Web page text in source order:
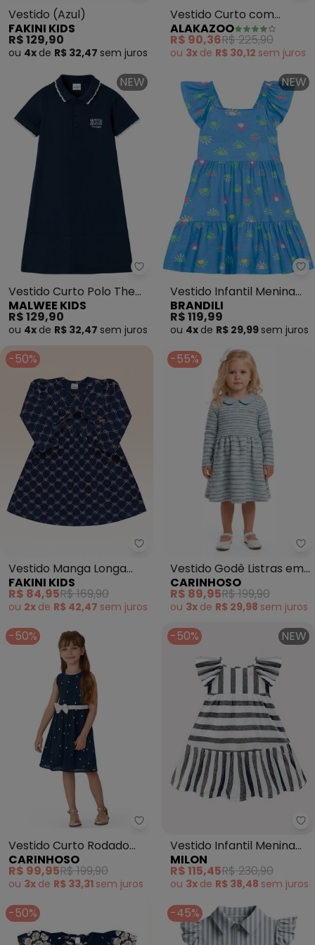
Vestido (Azul)
FAKINI KIDS
R$ 129,90
ou 4x de R$ 32,47 sem juros
Vestido Curto com
Manga Godê em Tecido
Gaze (Azul)
ALAKAZOO
R$ 90,36R$ 225,90
ou 3x de R$ 30,12 sem juros
NEW
Malwee Kids - Vestido Curto
Vestido Curto Polo The
Legacy (Azul Marinho)
MALWEE KIDS
R$ 129,90
ou 4x de R$ 32,47 sem juros
NEW
Vestido Infantil Menina
em Meia Malha (Azul)
BRANDILI
R$ 119,99
ou 4x de R$ 29,99 sem juros
-50%
Fakini Kids - Vestido Manga
Vestido Manga Longa
(Azul)
FAKINI KIDS
R$ 84,95R$ 169,90
ou 2x de R$ 42,47 sem juros
-55%
Vestido Godê Listras em
Tweed Lurex (Azul)
CARINHOSO
R$ 89,95R$ 199,90
ou 3x de R$ 29,98 sem juros
-50%
Carinhoso - Vestido Curto
Vestido Curto Rodado
Acinturado Poá (Azul)
CARINHOSO
R$ 99,95R$ 199,90
ou 3x de R$ 33,31 sem juros
-50% NEW
Vestido Infantil Menina
Listras Milon (Azul)
MILON
R$ 115,45R$ 230,90
ou 3x de R$ 38,48 sem juros
-50% -45%